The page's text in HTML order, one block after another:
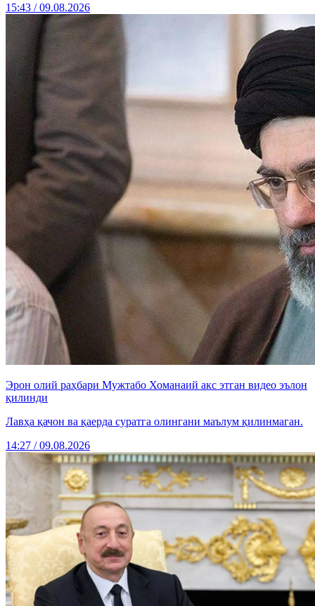
15:43 / 09.08.2026
Эрон олий раҳбари Мужтабо Хоманаий акс этган видео эълон
қилинди
Лавҳа қачон ва қаерда суратга олингани маълум қилинмаган.
14:27 / 09.08.2026